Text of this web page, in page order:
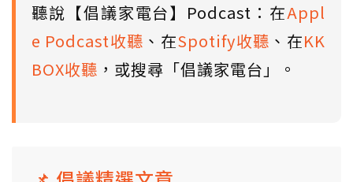
聽說【倡議家電台】Podcast：在Appl
e Podcast收聽 、在Spotify收聽 、在KK
BOX收聽 ，或搜尋「倡議家電台」。